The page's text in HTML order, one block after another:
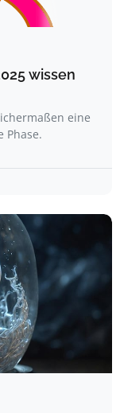
wissen
eine
Phase.